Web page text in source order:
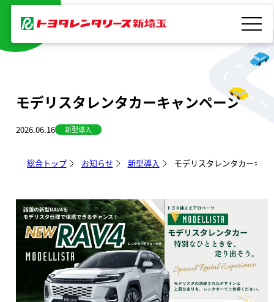
を
モデリスタレンタカーキャンペーン
2026.06.16 新型導入
総合トップ お知らせ 新型導入 モデリスタレンタカーキャ